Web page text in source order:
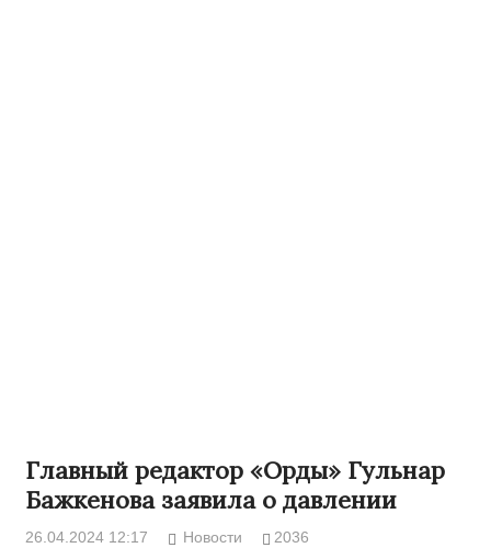
Главный редактор «Орды» Гульнар
Бажкенова заявила о давлении
26.04.2024 12:17 Новости 2036